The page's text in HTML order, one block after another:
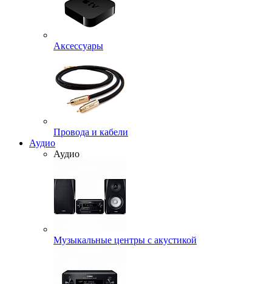
Аксессуары
Провода и кабели
Аудио
Аудио
Музыкальные центры с акустикой